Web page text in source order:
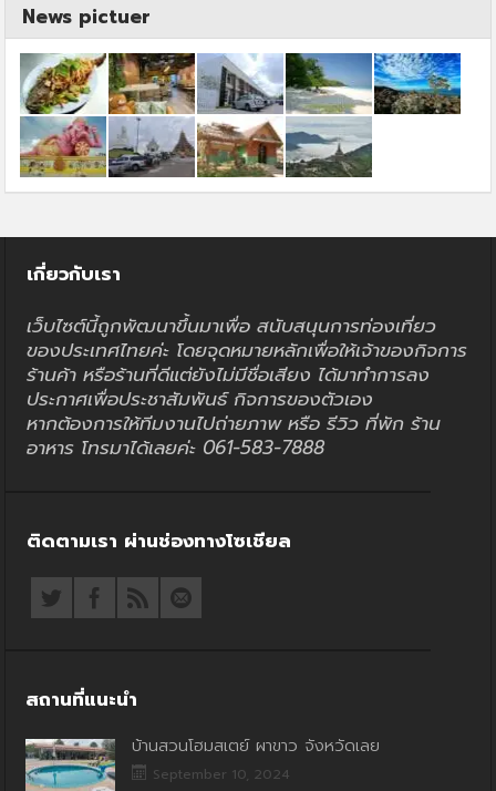
News pictuer
เกี่ยวกับเรา
เว็บไซต์นี้ถูกพัฒนาขึ้นมาเพื่อ สนับสนุนการท่องเที่ยว
ของประเทศไทยค่ะ โดยจุดหมายหลักเพื่อให้เจ้าของกิจการ
ร้านค้า หรือร้านที่ดีแต่ยังไม่มีชื่อเสียง ได้มาทำการลง
ประกาศเพื่อประชาสัมพันธ์ กิจการของตัวเอง
หากต้องการให้ทีมงานไปถ่ายภาพ หรือ รีวิว ที่พัก ร้าน
อาหาร โทรมาได้เลยค่ะ 061-583-7888
ติดตามเรา ผ่านช่องทางโซเชียล
สถานที่แนะนำ
บ้านสวนโฮมสเตย์ ผาขาว จังหวัดเลย
September 10, 2024